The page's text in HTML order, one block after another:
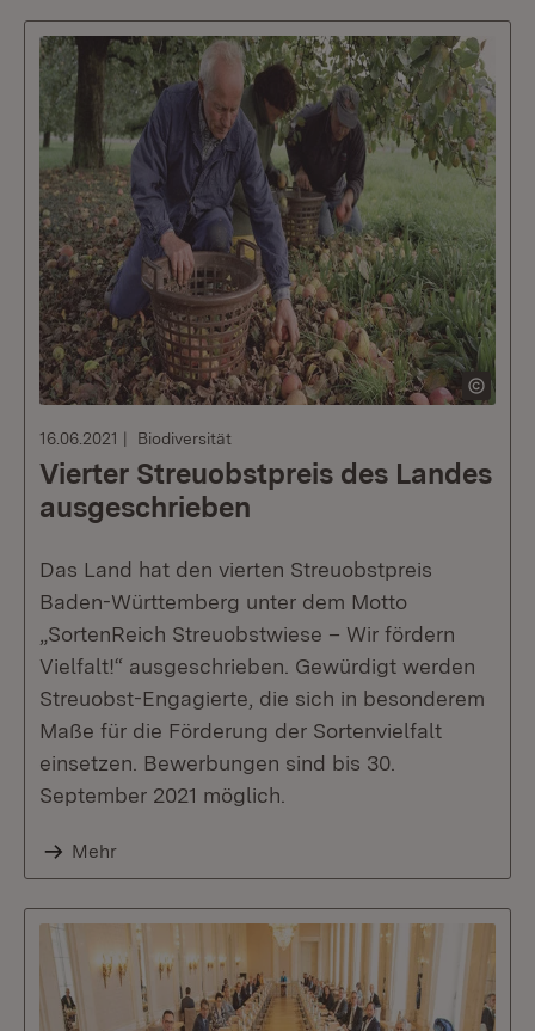
16.06.2021 Biodiversität
Vierter Streuobstpreis des Landes
ausgeschrieben
Das Land hat den vierten Streuobstpreis
Baden-Württemberg unter dem Motto
„SortenReich Streuobstwiese – Wir fördern
Vielfalt!“ ausgeschrieben. Gewürdigt werden
Streuobst-Engagierte, die sich in besonderem
Maße für die Förderung der Sortenvielfalt
einsetzen. Bewerbungen sind bis 30.
September 2021 möglich.
Mehr